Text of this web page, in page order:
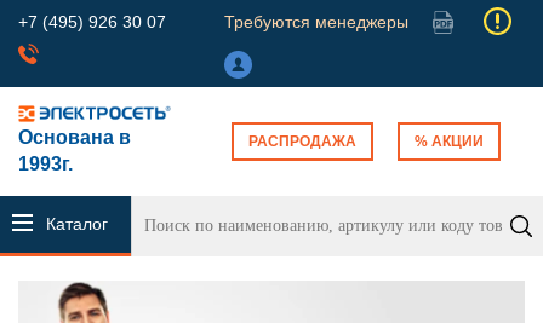
+7 (495) 926 30 07 Требуются менеджеры
Основана в
1993г.
РАСПРОДАЖА % АКЦИИ
Каталог
продукции